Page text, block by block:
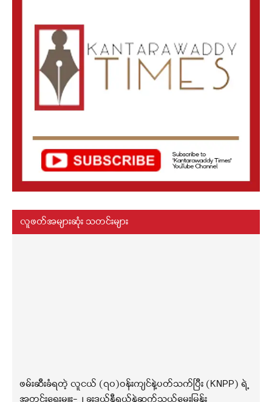
လူဖတ်အများဆုံး သတင်းများ
ဖမ်းဆီးခံရတဲ့ လူငယ် (၇၀)ဝန်းကျင်နဲ့ပတ်သက်ပြီး (KNPP) ရဲ့
အတွင်းရေးမှူး-၂ ခူးဒယ်နီရယ်နဲ့ဆက်သွယ်မေးမြန်း